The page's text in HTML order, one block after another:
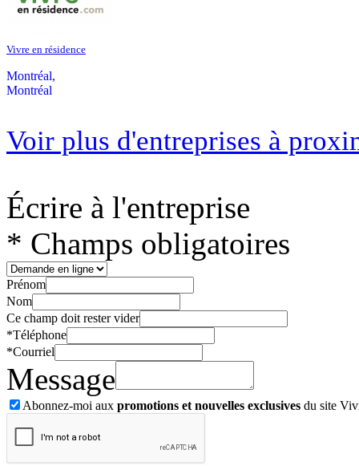
Vivre en résidence
Montréal,
Montréal
Voir plus d'entreprises à
Écrire à l'entreprise
* Champs obligatoires
Prénom
Nom
Ce champ doit rester vider
*Téléphone
*Courriel
Message
Abonnez-moi aux promotions et nouvelles exclusives du site